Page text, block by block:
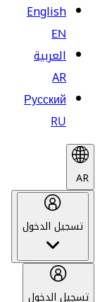
English
EN
العربية
AR
Русский
RU
AR
تسجيل الدخول
تسجيل الدخول